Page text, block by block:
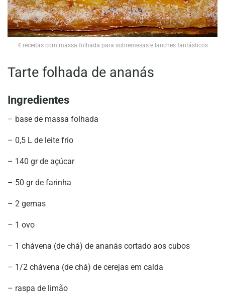
4 receitas com massa folhada para sobremesas e lanches fantásticos
Tarte folhada de ananás
Ingredientes
– base de massa folhada
– 0,5 L de leite frio
– 140 gr de açúcar
– 50 gr de farinha
– 2 gemas
– 1 ovo
– 1 chávena (de chá) de ananás cortado aos cubos
– 1/2 chávena (de chá) de cerejas em calda
– raspa de limão